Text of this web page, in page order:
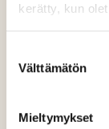
kerätty, kun
valinta
Välttämätön
Mieltymykset
UTSLÄPP: 7 kg
Soilfood